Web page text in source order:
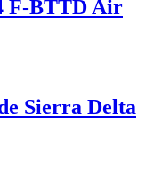
F-BTTD Air
Sierra Delta